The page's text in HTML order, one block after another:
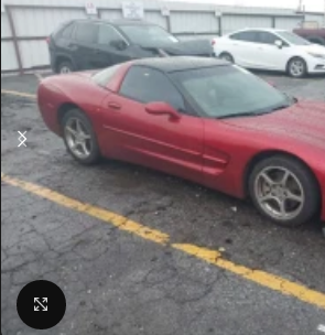
Click to enlarge